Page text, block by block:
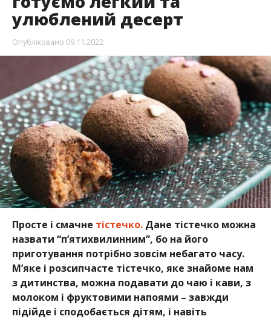
улюблений десерт
Опубліковано 09.11.2022
Просте і смачне тістечко.Дане тістечко можна
назвати “п’ятихвилинним”, бо на його
приготування потрібно зовсім небагато часу.
М’яке і розсипчасте тістечко, яке знайоме нам
з дитинства, можна подавати до чаю і кави, з
молоком і фруктовими напоями – завжди
підійде і сподобається дітям, і навіть